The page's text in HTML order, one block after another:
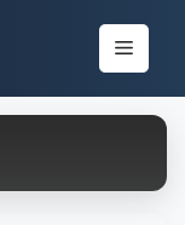
Menu